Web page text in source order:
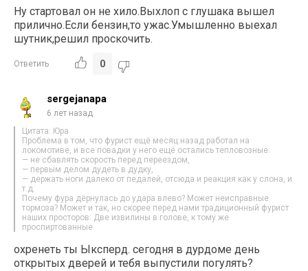
Ну стартовал он не хило.Выхлоп с глушака вышел
прилично.Если бензин,то ужас.Умышленно выехал
шутник,решил проскочить.
Ответить 0
sergejanapa
6 лет назад
Цитата: Юра
Проблема в том, что фурист ещё месяц назад работал на
локомотиве, и все повадки у него ещё остались тепловозные:
— не сбавлять скорость перед переездом,
— первым делом дудеть в дудку,
— держать ноги далеко от педалей, отсюда и реакция как у слона, и
т.д.
Почему фура дёрнулась до удара влево? Может неисправные
тормоза? Может и так, но скорее перед нами традиционный фурист
наших просторов: Две извилины в голове, к тому же
проспиртованные.
охренеть ты Ыксперд. сегодня в дурдоме день
открытых дверей и тебя выпустили погулять?